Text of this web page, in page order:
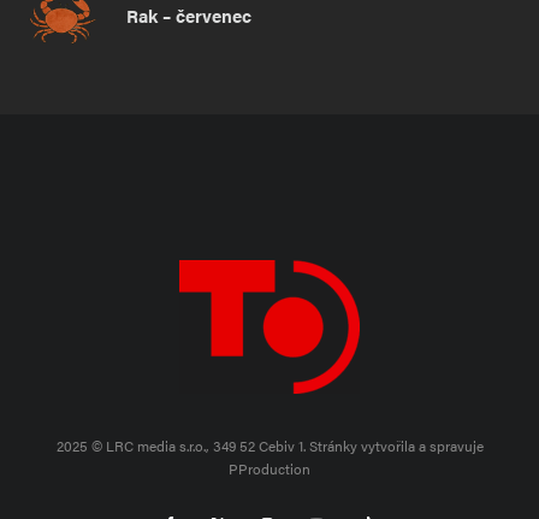
Rak – červenec
2025 © LRC media s.r.o., 349 52 Cebiv 1.Stránky vytvořila a spravuje
PProduction